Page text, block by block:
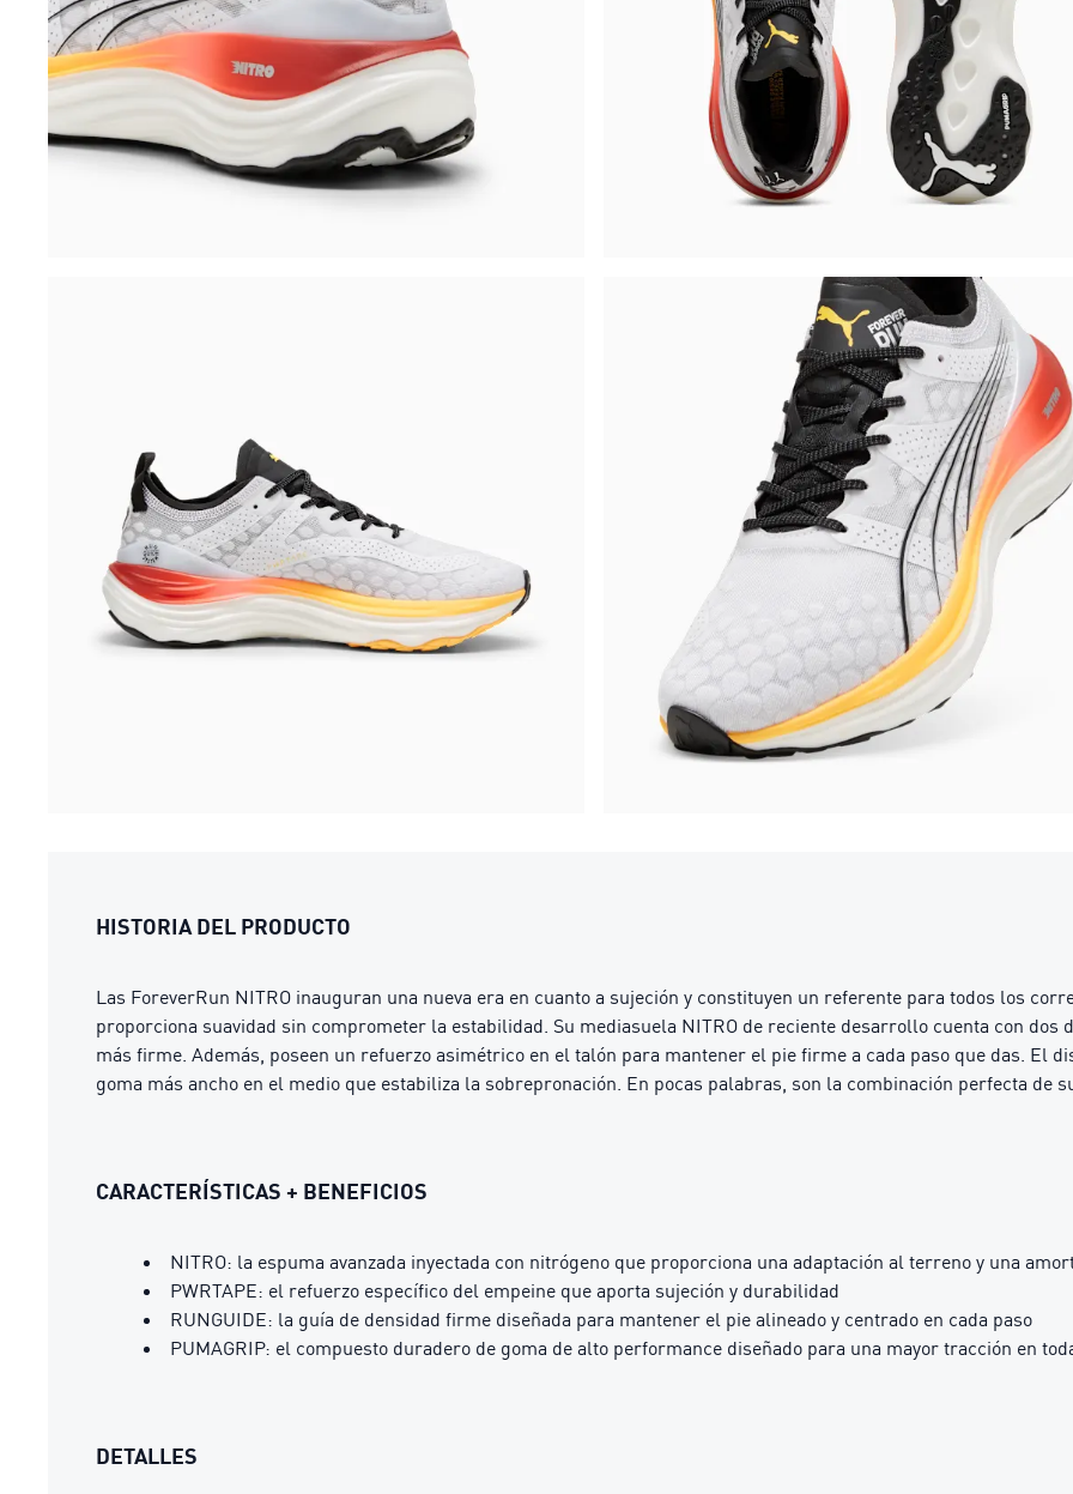
HISTORIA DEL PRODUCTO
Las ForeverRun NITRO inauguran una nueva era en cuanto a sujeción y constituyen un referente para todos los
proporciona suavidad sin comprometer la estabilidad. Su mediasuela NITRO de reciente desarrollo cuenta con dos
más firme. Además, poseen un refuerzo asimétrico en el talón para mantener el pie firme a cada paso que das. El
goma más ancho en el medio que estabiliza la sobrepronación. En pocas palabras, son la combinación perfecta de
CARACTERÍSTICAS + BENEFICIOS
NITRO: la espuma avanzada inyectada con nitrógeno que proporciona una adaptación al terreno y una
PWRTAPE: el refuerzo específico del empeine que aporta sujeción y durabilidad
RUNGUIDE: la guía de densidad firme diseñada para mantener el pie alineado y centrado en cada paso
PUMAGRIP: el compuesto duradero de goma de alto performance diseñado para una mayor tracción en
DETALLES